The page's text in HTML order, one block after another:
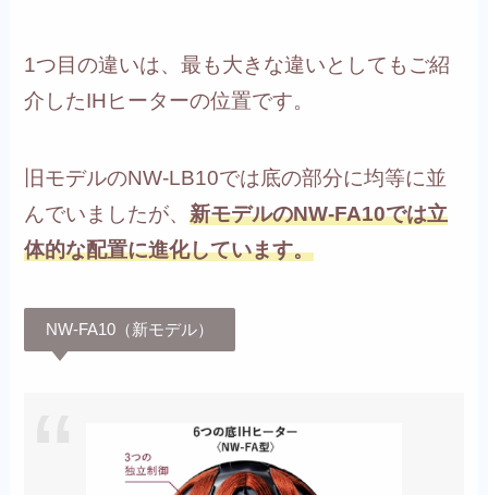
1つ目の違いは、最も大きな違いとしてもご紹
介したIHヒーターの位置です。
旧モデルのNW-LB10では底の部分に均等に並
んでいましたが、新モデルのNW-FA10では立
体的な配置に進化しています。
NW-FA10（新モデル）